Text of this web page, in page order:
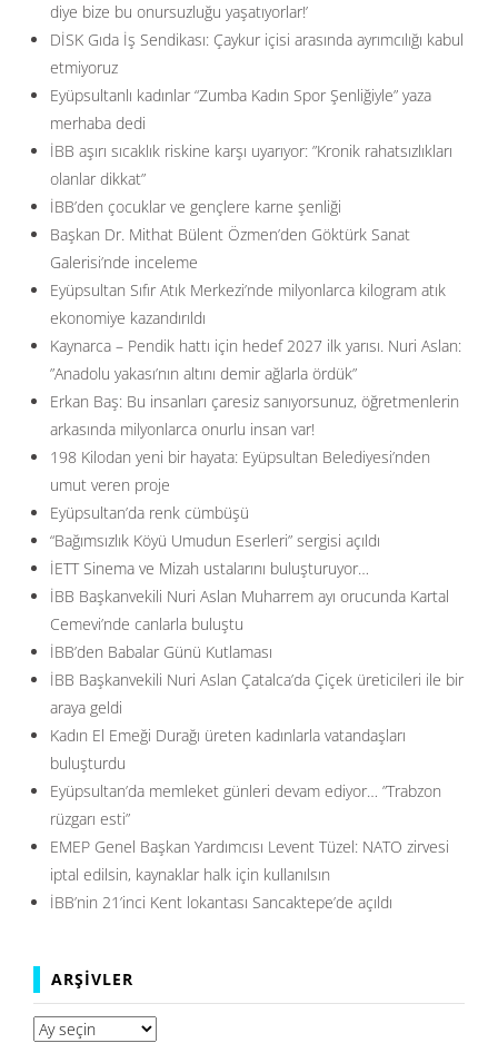
diye bize bu onursuzluğu yaşatıyorlar!’
DİSK Gıda İş Sendikası: Çaykur içisi arasında ayrımcılığı kabul
etmiyoruz
Eyüpsultanlı kadınlar “Zumba Kadın Spor Şenliğiyle” yaza
merhaba dedi
İBB aşırı sıcaklık riskine karşı uyarıyor: ”Kronik rahatsızlıkları
olanlar dikkat”
İBB’den çocuklar ve gençlere karne şenliği
Başkan Dr. Mithat Bülent Özmen’den Göktürk Sanat
Galerisi’nde inceleme
Eyüpsultan Sıfır Atık Merkezi’nde milyonlarca kilogram atık
ekonomiye kazandırıldı
Kaynarca – Pendik hattı için hedef 2027 ilk yarısı. Nuri Aslan:
”Anadolu yakası’nın altını demir ağlarla ördük”
Erkan Baş: Bu insanları çaresiz sanıyorsunuz, öğretmenlerin
arkasında milyonlarca onurlu insan var!
198 Kilodan yeni bir hayata: Eyüpsultan Belediyesi’nden
umut veren proje
Eyüpsultan’da renk cümbüşü
“Bağımsızlık Köyü Umudun Eserleri” sergisi açıldı
İETT Sinema ve Mizah ustalarını buluşturuyor…
İBB Başkanvekili Nuri Aslan Muharrem ayı orucunda Kartal
Cemevi’nde canlarla buluştu
İBB’den Babalar Günü Kutlaması
İBB Başkanvekili Nuri Aslan Çatalca’da Çiçek üreticileri ile bir
araya geldi
Kadın El Emeği Durağı üreten kadınlarla vatandaşları
buluşturdu
Eyüpsultan’da memleket günleri devam ediyor… ”Trabzon
rüzgarı esti”
EMEP Genel Başkan Yardımcısı Levent Tüzel: NATO zirvesi
iptal edilsin, kaynaklar halk için kullanılsın
İBB’nin 21’inci Kent lokantası Sancaktepe’de açıldı
ARŞIVLER
Arşivler